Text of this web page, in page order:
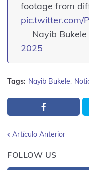
footage from
pic.twitter.com/
— Nayib Bukele
2025
Tags: Nayib Bukele
Artículo Anterior
FOLLOW US